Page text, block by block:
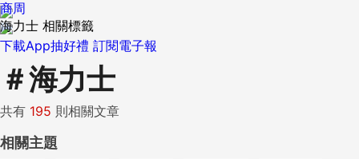
下載App抽好禮 訂閱電子報
商周
海力士 相關標籤
＃海力士
共有 195 則相關文章
相關主題